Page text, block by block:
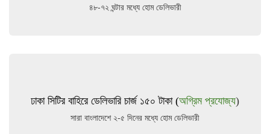
৪৮-৭২ ঘন্টার মধ্যে হোম ডেলিভারী
ঢাকা সিটির বাহিরে ডেলিভারি চার্জ ১৫০ টাকা (অগ্রিম প্রযোজ্য)
সারা বাংলাদেশে ২-৫ দিনের মধ্যে হোম ডেলিভারী